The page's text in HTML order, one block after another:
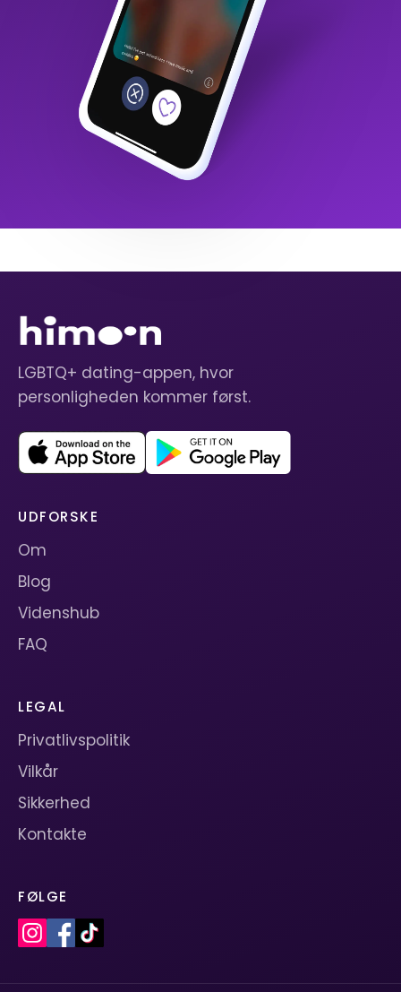
LGBTQ+ dating-appen, hvor
personligheden kommer først.
UDFORSKE
Om
Blog
Videnshub
FAQ
LEGAL
Privatlivspolitik
Vilkår
Sikkerhed
Kontakte
FØLGE